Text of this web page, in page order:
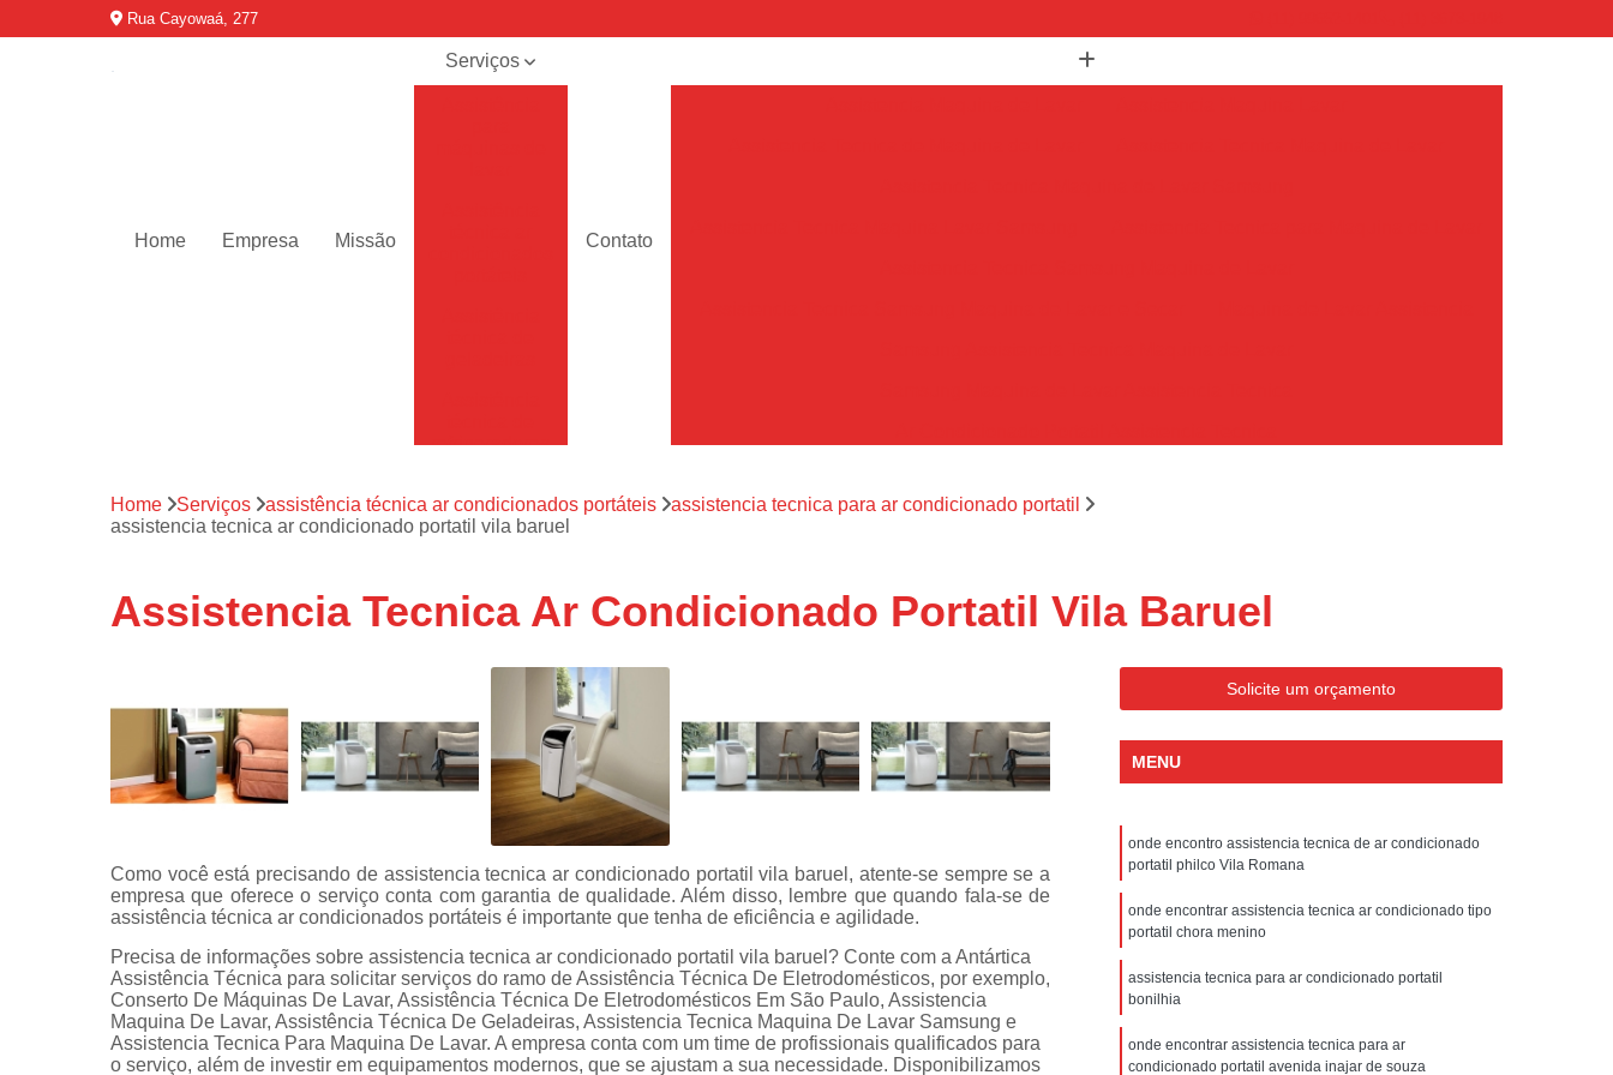
Rua Cayowaá, 277
Home Empresa Missão
Serviços
refrigeradores
técnica de
secadoras
fogão
técnicas de
Conserto de
máquinas de
lavar
Consertos de
adega
Consertos de
geladeiras
expositoras
Instalação de
fogões
Instalação de
máquinas de
Contato
Assistencia Tecnica Ar Condicionado Portatil
Assistencia Tecnica Ar Condicionado Portatil Philco
Assistencia Tecnica de Ar Condicionado Portatil
Assistencia Tecnica de Ar Condicionado Portatil Philco
Assistencia Tecnica em Ar Condicionado Portatil
Assistencia Tecnica para Ar Condicionado Portatil
Assistencia Tecnica Electrolux Geladeira
Assistencia Tecnica Geladeira
Assistencia Tecnica Geladeira Electrolux
Assistencia Tecnica Resfriar Geladeira
Electrolux Assistencia Tecnica Geladeira
Electrolux Geladeira Assistencia Tecnica
Geladeira Electrolux Assistencia Tecnica
Assistencia Tecnica de Refrigerador
Assistencia Tecnica de Refrigerador Electrolux
Assistencia Tecnica Electrolux Refrigerador
Home Serviços assistência técnica ar condicionados portáteis
assistencia tecnica para ar condicionado portatil
assistencia tecnica ar condicionado portatil vila baruel
Assistencia Tecnica Ar Condicionado Portatil Vila Baruel
Como você está precisando de assistencia tecnica ar condicionado portatil vila baruel, atente-se sempre se a
empresa que oferece o serviço conta com garantia de qualidade. Além disso, lembre que quando fala-se de
assistência técnica ar condicionados portáteis é importante que tenha de eficiência e agilidade.
Precisa de informações sobre assistencia tecnica ar condicionado portatil vila baruel? Conte com a Antártica
Assistência Técnica para solicitar serviços do ramo de Assistência Técnica De Eletrodomésticos, por exemplo,
Conserto De Máquinas De Lavar, Assistência Técnica De Eletrodomésticos Em São Paulo, Assistencia
Maquina De Lavar, Assistência Técnica De Geladeiras, Assistencia Tecnica Maquina De Lavar Samsung e
Assistencia Tecnica Para Maquina De Lavar. A empresa conta com um time de profissionais qualificados para
o serviço, além de investir em equipamentos modernos, que se ajustam a sua necessidade. Disponibilizamos
Solicite um orçamento
MENU
onde encontro assistencia tecnica de ar condicionado
portatil philco Vila Romana
onde encontrar assistencia tecnica ar condicionado tipo
portatil chora menino
assistencia tecnica para ar condicionado portatil
bonilhia
onde encontrar assistencia tecnica para ar
condicionado portatil avenida inajar de souza